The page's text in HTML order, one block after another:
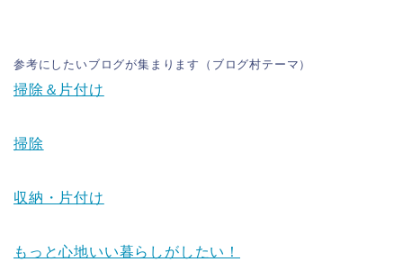
参考にしたいブログが集まります（ブログ村テーマ）
掃除＆片付け
掃除
収納・片付け
もっと心地いい暮らしがしたい！